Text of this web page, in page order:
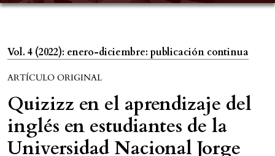
Vol. 4 (2022): enero-diciembre: publicación continua
ARTÍCULO ORIGINAL
Quizizz en el aprendizaje del
inglés en estudiantes de la
Universidad Nacional Jorge